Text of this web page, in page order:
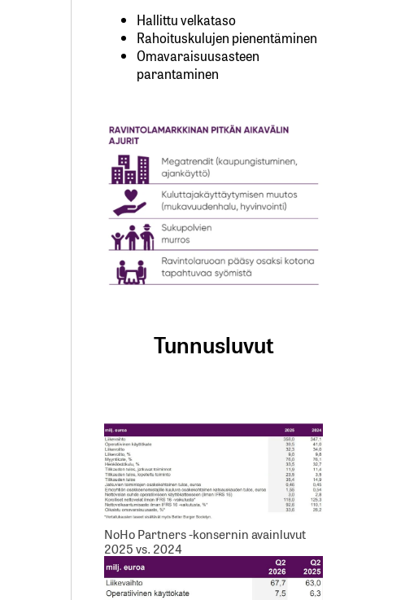
Hallittu velkataso
Rahoituskulujen pienentäminen
Omavaraisuusasteen
parantaminen
Tunnusluvut
NoHo Partners -konsernin avainluvut
2025 vs. 2024